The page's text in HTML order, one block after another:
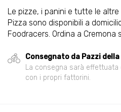
Le pizze, i panini e tutte le
Pizza sono disponibili a
Foodracers. Ordina a Cremona
Consegnato da Pazzi della
La consegna sarà
con i propri fattorini.